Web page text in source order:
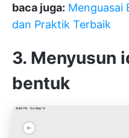
baca juga: Menguasai
dan Praktik Terbaik
3. Menyusun
bentuk